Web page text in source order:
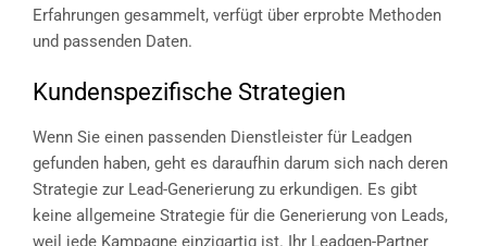
Erfahrungen gesammelt, verfügt über erprobte Methoden
und passenden Daten.
Kundenspezifische Strategien
Wenn Sie einen passenden Dienstleister für Leadgen
gefunden haben, geht es daraufhin darum sich nach deren
Strategie zur Lead-Generierung zu erkundigen. Es gibt
keine allgemeine Strategie für die Generierung von Leads,
weil jede Kampagne einzigartig ist. Ihr Leadgen-Partner